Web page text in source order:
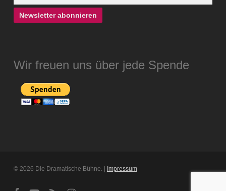
Wir freuen uns über jede Spende
© 2026 Die Dramatische Bühne. | Impressum